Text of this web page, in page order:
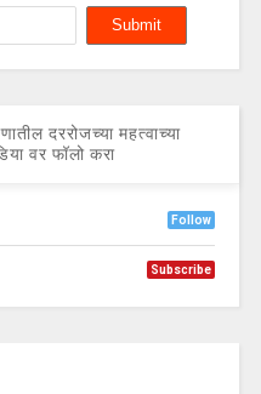
दररोजच्या महत्वाच्या
वर फॉलो करा
Follow
Subscribe